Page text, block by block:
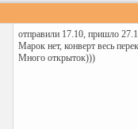
отправили 17.10, пришло
Марок нет, конверт весь
Много открыток)))